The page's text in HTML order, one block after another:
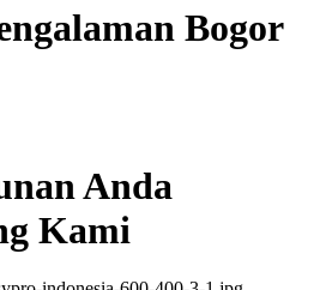
Bogor
Anda
Kami